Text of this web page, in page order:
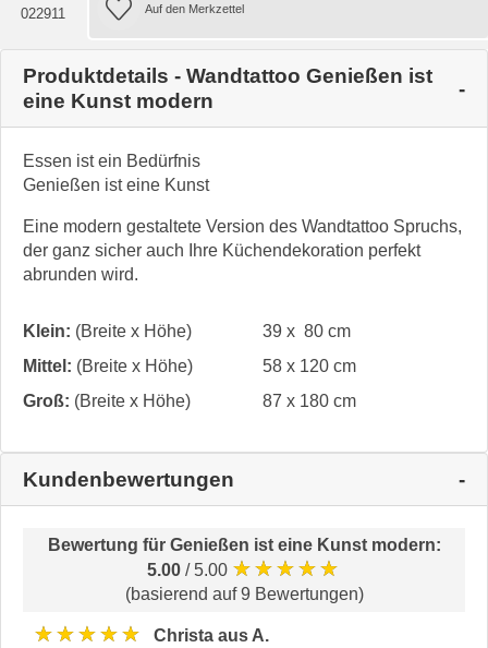
022911
Produktdetails - Wandtattoo Genießen ist
eine Kunst modern
Essen ist ein Bedürfnis
Genießen ist eine Kunst
Eine modern gestaltete Version des Wandtattoo Spruchs,
der ganz sicher auch Ihre Küchendekoration perfekt
abrunden wird.
Klein: (Breite x Höhe)
39 x 80 cm
Mittel: (Breite x Höhe)
58 x 120 cm
Groß: (Breite x Höhe) 87 x 180 cm
Kundenbewertungen
Bewertung für Genießen ist eine Kunst modern:
5.00 / 5.00 ★★★★★
(basierend auf 9 Bewertungen)
★★★★★
Christa aus A.